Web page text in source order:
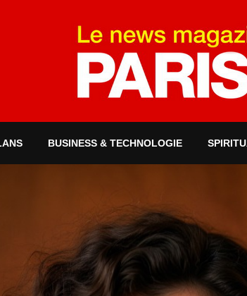
BUSINESS & TECHNOLOGIE